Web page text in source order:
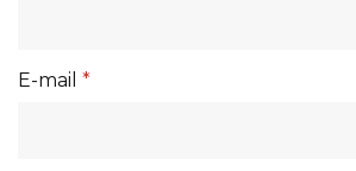
E-mail *